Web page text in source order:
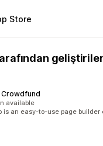
Store
available
is an easy-to-use page